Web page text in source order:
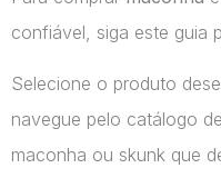
confiável, siga este guia
Selecione o produto
navegue pelo catálogo
maconha ou skunk que